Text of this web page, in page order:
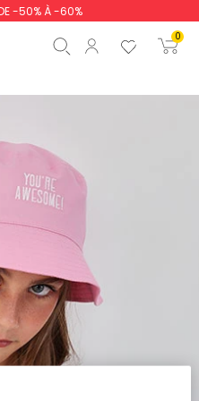
DE -50% À -60%
0
Commencer la